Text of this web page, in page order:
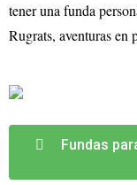
tener una funda
Rugrats, aventuras en
Fundas